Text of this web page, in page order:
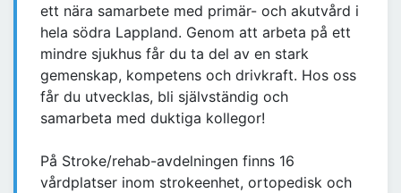
ett nära samarbete med primär- och akutvård i
hela södra Lappland. Genom att arbeta på ett
mindre sjukhus får du ta del av en stark
gemenskap, kompetens och drivkraft. Hos oss
får du utvecklas, bli självständig och
samarbeta med duktiga kollegor!
På Stroke/rehab-avdelningen finns 16
vårdplatser inom strokeenhet, ortopedisk och